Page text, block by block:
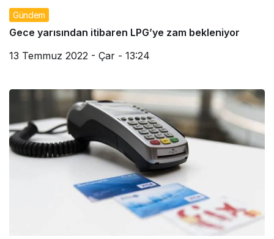
Gündem
Gece yarısından itibaren LPG’ye zam bekleniyor
13 Temmuz 2022 - Çar - 13:24